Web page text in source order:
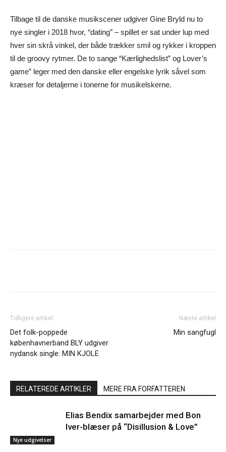
Tilbage til de danske musikscener udgiver Gine Bryld nu to
nye singler i 2018 hvor, “dating” – spillet er sat under lup med
hver sin skrå vinkel, der både trækker smil og rykker i kroppen
til de groovy rytmer. De to sange “Kærlighedslist” og Lover’s
game” leger med den danske eller engelske lyrik såvel som
kræser for detaljerne i tonerne for musikelskerne.
Tidligere artikel
Det folk-poppede
københavnerband BLY udgiver
nydansk single: MIN KJOLE
Næste artikel
Min sangfugl
RELATEREDE ARTIKLER MERE FRA FORFATTEREN
Nye udgivelser
Elias Bendix samarbejder med Bon
Iver-blæser på “Disillusion & Love”